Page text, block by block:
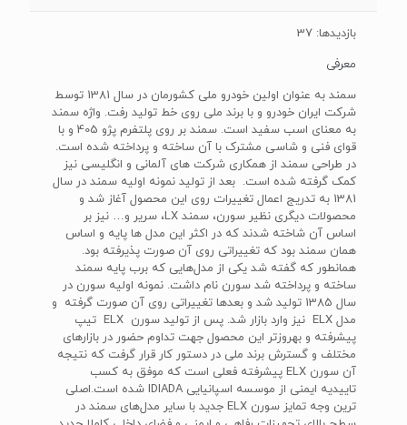
بازدیدها: 37
معرفی
سمند به عنوان اولین خودرو ملی کشورمان در سال 1381 توسط
شرکت ایران خودرو و با برند ملی روی خط تولید رفت. واژه سمند
به معنای اسب سفید است. سمند بر روی پلتفرم پژو 405 و با
قوای فنی و شاسی مشترک با آن ساخته و پرداخته شده است.
در طراحی سمند از همکاری شرکت های آلمانی و انگلیسی نیز
کمک گرفته شده است. بعد از تولید نمونه اولیه سمند در سال
1381 به تدریج اعمال تغییرات روی این محصول آغاز شد و
محصولات دیگری نظیر سورن، سمند LX، سریر و… نیز بر
اساس آن شاخته شدند که در اکثر این مدل ها پایه و اساس
همان سمند بود که تغییراتی روی آن صورت پذیرفته بود.
همانطور که گفته شد یکی از مدل‌هایی که برب پایه سمند
ساخته و پرداخته شد سورن نام داشت. نمونه اولیه سورن در
سال 1385 تولید شد و بعدها تغییراتی روی آن صورت گرفته و
مدل ELX نیز وارد بازار شد. پس از تولید سورن ELX تیپ
پیشرفته و به‏‏روزتر این محصول جهت تداوم حضور در بازارهای
مختلف و گسترش برند ملی در دستور کار قرار گرفت که نتیجه
آن سورن ELX پیشرفته فعلی است که موفق به کسب
تاییدیه ایمنی از موسسه اسپانیایی IDIADA شده است.اصلی
ترین وجه تمایز سورن ELX جدید با سایر مدل‌های سمند در